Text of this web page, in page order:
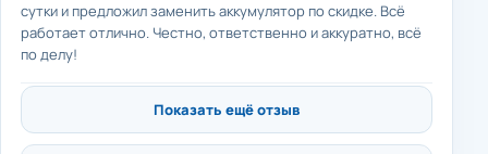
сутки и предложил заменить аккумулятор по скидке. Всё
работает отлично. Честно, ответственно и аккуратно, всё
по делу!
Показать ещё отзыв